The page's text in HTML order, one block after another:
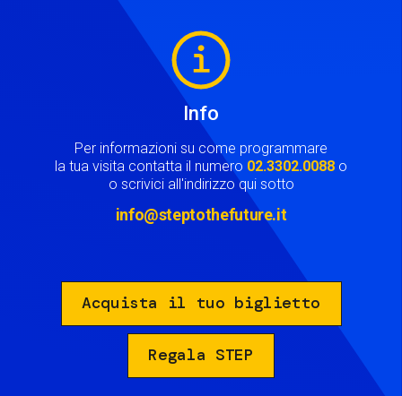
Info
Per informazioni su come programmare
la tua visita contatta il numero 02.3302.0088 o
o scrivici all'indirizzo qui sotto
info@steptothefuture.it
Acquista il tuo biglietto
Regala STEP